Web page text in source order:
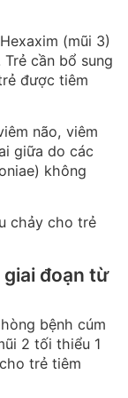
(mũi 3)
cần bổ sung
được tiêm
não, viêm
giữa do các
không
chảy cho trẻ
đoạn từ
bệnh cúm
2 tối thiểu 1
trẻ tiêm